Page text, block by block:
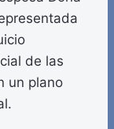
de las
un plano